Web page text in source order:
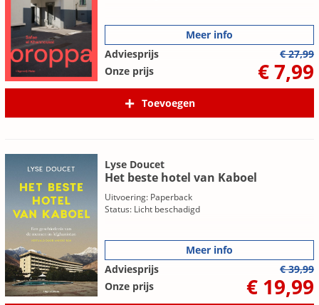
Meer info
Adviesprijs
€ 27,99
Onze prijs
€ 7,99
Toevoegen
Lyse Doucet
Het beste hotel van Kaboel
Uitvoering: Paperback
Status: Licht beschadigd
Meer info
Adviesprijs
€ 39,99
Onze prijs
€ 19,99